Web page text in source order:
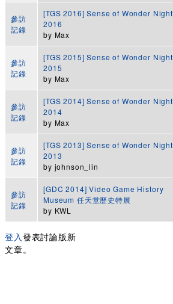
參訪
記錄
[TGS 2016] Sense of Wonder Night
2016
by Max
參訪
記錄
[TGS 2015] Sense of Wonder Night
2015
by Max
參訪
記錄
[TGS 2014] Sense of Wonder Night
2014
by Max
參訪
記錄
[TGS 2013] Sense of Wonder Night
2013
by johnson_lin
參訪
記錄
[GDC 2014] Video Game History
Museum 任天堂歷史特展
by KWL
登入 發表討論版新
文章。
頁面